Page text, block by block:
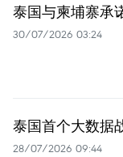
泰国与柬埔寨承
30/07/2026 03:24
泰国首个大数据
28/07/2026 09:44